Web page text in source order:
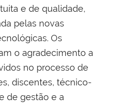
e de qualidade,
pelas novas
Os
o agradecimento a
no processo de
discentes, técnico-
de gestão e a